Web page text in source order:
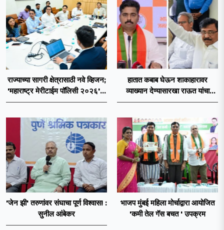
राज्याच्या सागरी क्षेत्रासाठी नवे व्हिजन;
'महाराष्ट्र मेरीटाईम पॉलिसी २०२६'चा
प्रस्ताव
हातात कबाब घेऊन शाकाहारावर
व्याख्यान देण्यासारखा राऊत यांचा
प्रयत्न - नवनाथ बन
'जेन झी' तरुणांवर संघाचा पूर्ण विश्वास! :
सुनील आंबेकर
भाजप मुंबई महिला मोर्चाद्वारा आयोजित
'कमी तेल गॅस बचत ' उपक्रम